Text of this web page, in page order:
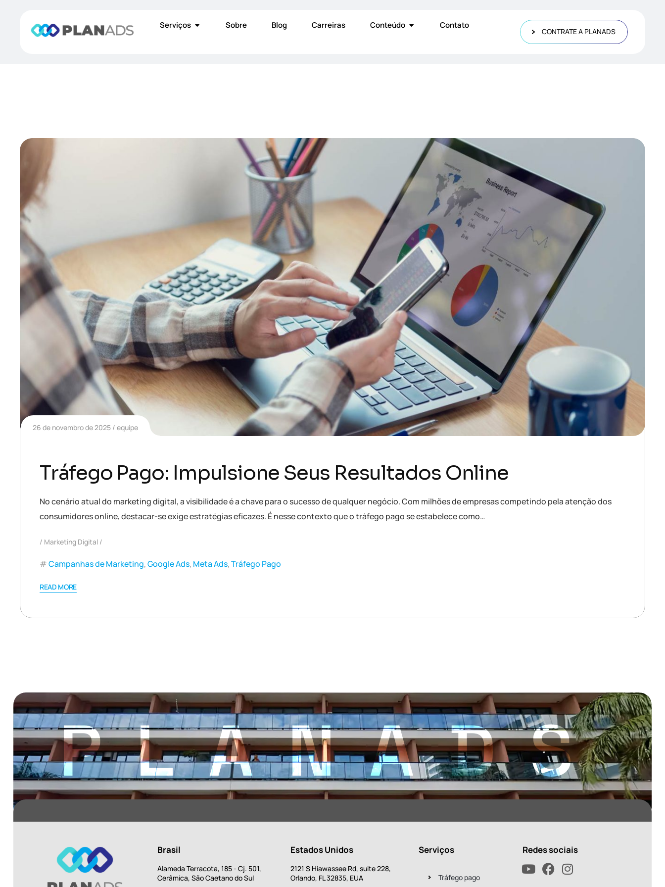
Serviços Sobre Blog Carreiras Conteúdo Contato
CONTRATE A PLANADS
26 de novembro de 2025 equipe
Tráfego Pago: Impulsione Seus Resultados Online
No cenário atual do marketing digital, a visibilidade é a chave para o sucesso de qualquer negócio. Com milhões de empresas competindo pela atenção dos
consumidores online, destacar-se exige estratégias eficazes. É nesse contexto que o tráfego pago se estabelece como…
Marketing Digital
Campanhas de Marketing,Google Ads, Meta Ads,Tráfego Pago
READ MORE
PLANADS
Brasil
Alameda Terracota, 185 - Cj. 501,
Cerâmica, São Caetano do Sul
Estados Unidos
2121 S Hiawassee Rd, suite 228,
Orlando, FL 32835, EUA
Serviços
Tráfego pago
Redes sociais